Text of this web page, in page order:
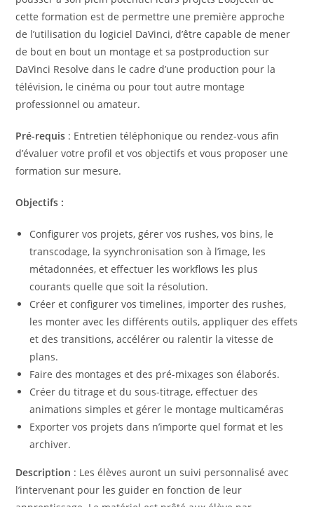
cette formation est de permettre une première approche
de l’utilisation du logiciel DaVinci, d’être capable de mener
de bout en bout un montage et sa postproduction sur
DaVinci Resolve dans le cadre d’une production pour la
télévision, le cinéma ou pour tout autre montage
professionnel ou amateur.
Pré-requis : Entretien téléphonique ou rendez-vous afin
d’évaluer votre profil et vos objectifs et vous proposer une
formation sur mesure.
Objectifs :
Configurer vos projets, gérer vos rushes, vos bins, le
transcodage, la syynchronisation son à l’image, les
métadonnées, et effectuer les workflows les plus
courants quelle que soit la résolution.
Créer et configurer vos timelines, importer des rushes,
les monter avec les différents outils, appliquer des effets
et des transitions, accélérer ou ralentir la vitesse de
plans.
Faire des montages et des pré-mixages son élaborés.
Créer du titrage et du sous-titrage, effectuer des
animations simples et gérer le montage multicaméras
Exporter vos projets dans n’importe quel format et les
archiver.
Description : Les élèves auront un suivi personnalisé avec
l’intervenant pour les guider en fonction de leur